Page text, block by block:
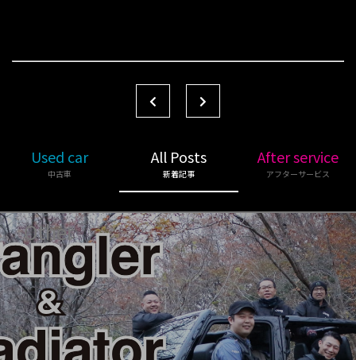
Used car
中古車
All Posts
新着記事
After service
アフターサービス
Other